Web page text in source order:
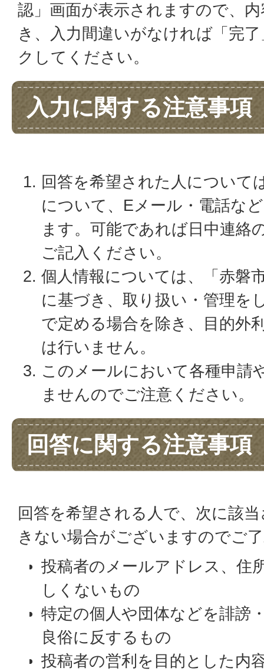
認」画面が表示されますので、
き、入力間違いがなければ「完
クしてください。
入力に関する注意事項
回答を希望された人について
について、Eメール・電話な
ます。可能であれば日中連絡
ご記入ください。
個人情報については、「赤磐
に基づき、取り扱い・管理を
で定める場合を除き、目的外
は行いません。
このメールにおいて各種申請
ませんのでご注意ください。
回答に関する注意事項
回答を希望される人で、次に該
きない場合がございますのでご
投稿者のメールアドレス、住
しくないもの
特定の個人や団体などを誹謗
良俗に反するもの
投稿者の営利を目的とした内